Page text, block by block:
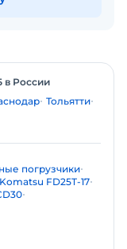
в России
Тольятти
погрузчики
Komatsu FD25T-17